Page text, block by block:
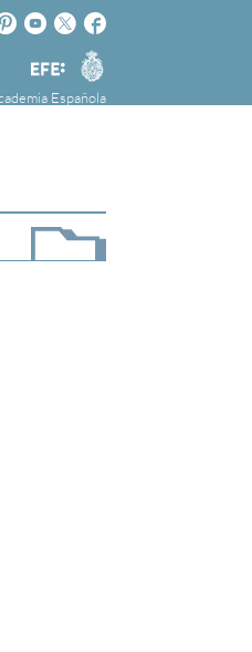
Facebook
Twitter
Youtube
Agencia
EFE
Española
Española,
uso del
y en